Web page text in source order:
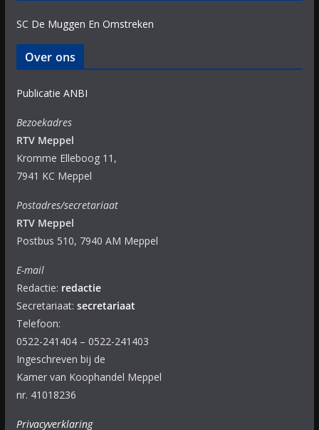
SC De Muggen En Omstreken
Over ons
Publicatie ANBI
Bezoekadres
RTV Meppel
Kromme Elleboog 11,
7941 KC Meppel
Postadres/secretariaat
RTV Meppel
Postbus 510, 7940 AM Meppel
E-mail
Redactie: redactie
Secretariaat: secretariaat
Telefoon:
0522-241404 – 0522-241403
Ingeschreven bij de
Kamer van Koophandel Meppel
nr. 41018236
Privacyverklaring